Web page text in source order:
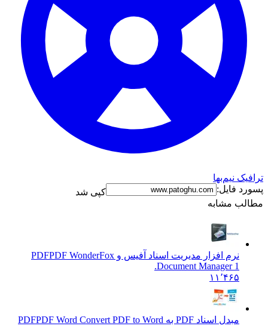
نیم‌بها
فایل:
کپی شد
مشابه
نرم افزار مدیریت اسناد آفیس و PDFPDF WonderFox
Document Manager 1.
۱۱٬۴۶۵
مبدل اسناد PDF به PDF
PDF Word Convert PDF to Word